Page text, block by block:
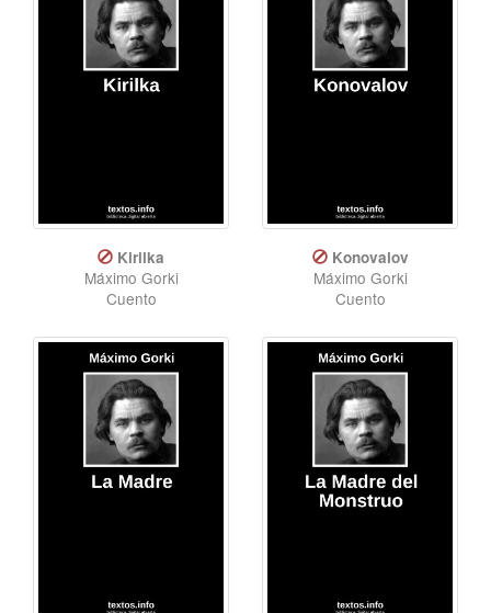
Kirilka
Máximo Gorki
Cuento
Konovalov
Máximo Gorki
Cuento